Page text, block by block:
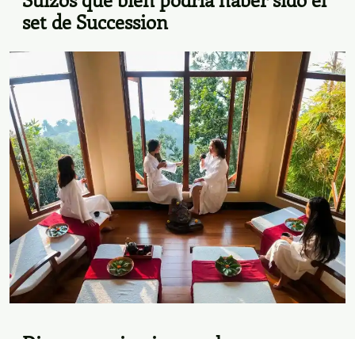
Shutterstock
¡Viajen, disfruten y compartan!
Lo último